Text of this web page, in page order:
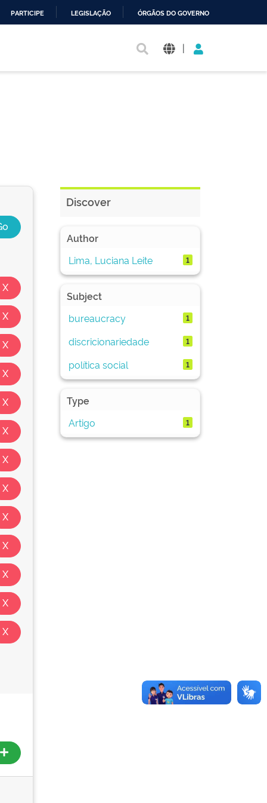
PARTICIPE LEGISLAÇÃO ÓRGÃOS DO GOVERNO
|
Discover
Author
Lima, Luciana Leite
1
Subject
bureaucracy
1
discricionariedade 1
política social 1
Type
Artigo
1